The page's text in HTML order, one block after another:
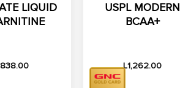
LIQUID
838.00
USPL MODERN
BCAA+
L1,262.00